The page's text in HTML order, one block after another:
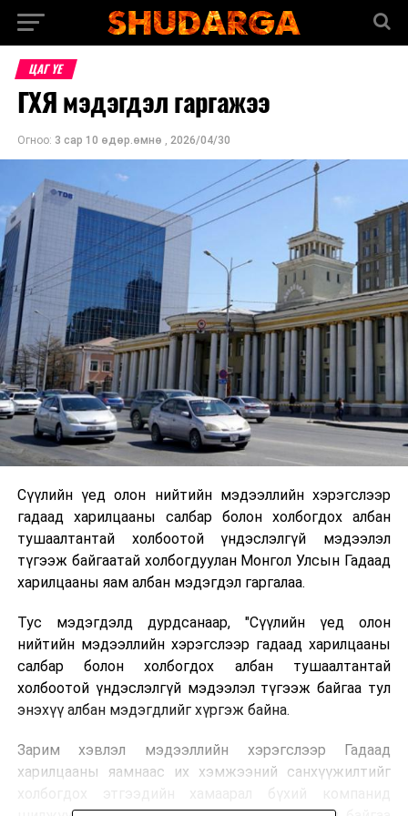
ЦАГ ҮЕ
ГХЯ мэдэгдэл гаргажээ
Огноо: 3 сар 10 өдөр.өмнө , 2026/04/30
Сүүлийн үед олон нийтийн мэдээллийн хэрэгслээр
гадаад харилцааны салбар болон холбогдох албан
тушаалтантай холбоотой үндэслэлгүй мэдээлэл
түгээж байгаатай холбогдуулан Монгол Улсын Гадаад
харилцааны яам албан мэдэгдэл гаргалаа.
Тус мэдэгдэлд дурдсанаар, "Сүүлийн үед олон
нийтийн мэдээллийн хэрэгслээр гадаад харилцааны
салбар болон холбогдох албан тушаалтантай
холбоотой үндэслэлгүй мэдээлэл түгээж байгаа тул
энэхүү албан мэдэгдлийг хүргэж байна.
Зарим хэвлэл мэдээллийн хэрэгслээр Гадаад
харилцааны яамнаас их хэмжээний санхүүжилтийг